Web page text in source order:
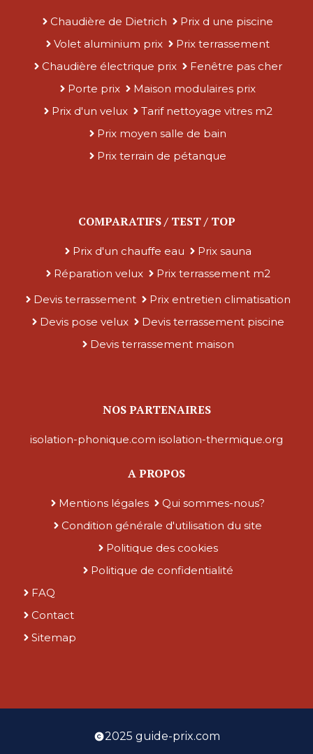
Chaudière de Dietrich
Prix d une piscine
Volet aluminium prix
Prix terrassement
Chaudière électrique prix
Fenêtre pas cher
Porte prix
Maison modulaires prix
Prix d'un velux
Tarif nettoyage vitres m2
Prix moyen salle de bain
Prix terrain de pétanque
COMPARATIFS / TEST / TOP
Prix d'un chauffe eau
Prix sauna
Réparation velux
Prix terrassement m2
Devis terrassement
Prix entretien climatisation
Devis pose velux
Devis terrassement piscine
Devis terrassement maison
NOS PARTENAIRES
isolation-phonique.com isolation-thermique.org
A PROPOS
Mentions légales
Qui sommes-nous?
Condition générale d'utilisation du site
Politique des cookies
Politique de confidentialité
FAQ
Contact
Sitemap
2025 guide-prix.com